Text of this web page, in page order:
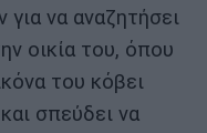
να αναζητήσει
οικία του, όπου
του κόβει
σπεύδει να